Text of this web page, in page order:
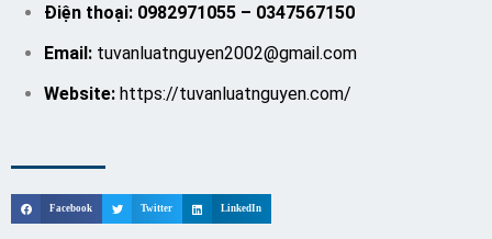
Điện thoại: 0982971055 – 0347567150
Email: tuvanluatnguyen2002@gmail.com
Website: https://tuvanluatnguyen.com/
Facebook Twitter LinkedIn